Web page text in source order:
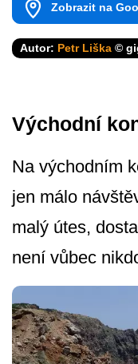
Zobrazit na
Autor: Petr Liška ©
Východní
Na východním
jen málo
malý útes,
není vůbec